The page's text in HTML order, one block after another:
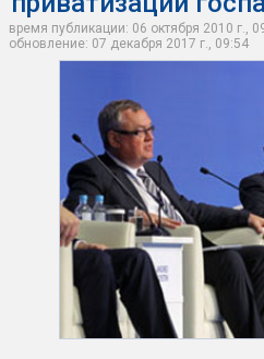
время публикации: 06 октября 2010 г.,
обновление: 07 декабря 2017 г., 09:54